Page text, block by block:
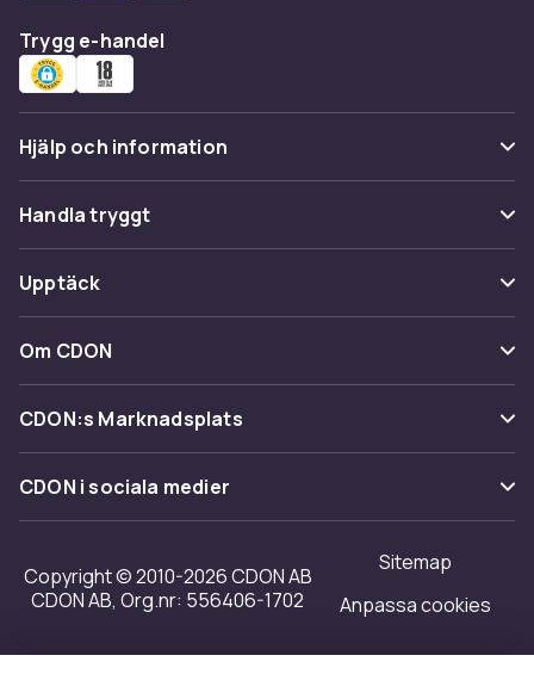
Trygg e-handel
Hjälp och information
Vanliga frågor
Spåra paket
Ångra & Returnera här
Kundservice
Handla tryggt
Betalning
Leverans
Återkallelser
Upptäck
Kategorier
Varumärken
Shopit.se
Om CDON
Om oss
Kundrecensioner
Tillgänglighet
CDON:s Marknadsplats
Sälj på CDON
Bli affiliate
Regler & kvalitet
Merchant Help Center
CDON i sociala medier
Copyright © 2010-2026 CDON AB
CDON AB, Org.nr: 556406-1702
Sitemap
Anpassa cookies